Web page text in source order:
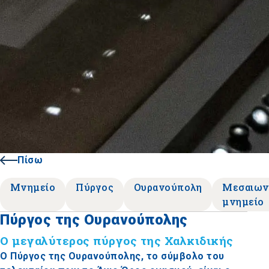
Πίσω
Μνημείο Πύργος Ουρανούπολη
μνημείο
Πύργος της Ουρανούπολης
Ο μεγαλύτερος πύργος της Χαλκιδικής
Ο Πύργος της Ουρανούπολης, το σύμβολο του